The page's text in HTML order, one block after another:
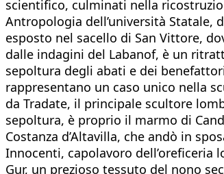
scientifico, culminati nella
Antropologia dell’università Statale,
esposto nel sacello di San Vittore,
dalle indagini del Labanof, è un
sepoltura degli abati e dei
rappresentano un caso unico nella
da Tradate, il principale scultore
sepoltura, è proprio il marmo di
Costanza d’Altavilla, che andò in
Innocenti, capolavoro dell’oreficeria
Gur, un prezioso tessuto del nono